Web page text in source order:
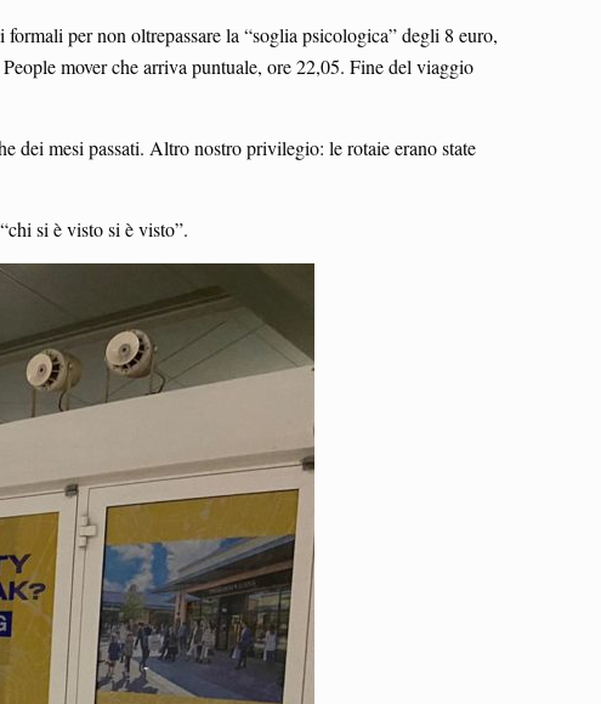
per non oltrepassare la “soglia psicologica” degli 8 euro,
mover che arriva puntuale, ore 22,05. Fine del viaggio
dei mesi passati. Altro nostro privilegio: le rotaie erano state
si è visto si è visto”.